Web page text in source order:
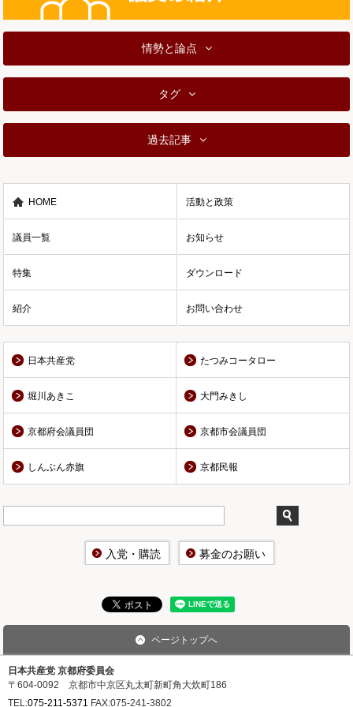
情勢と論点
タグ
過去記事
HOME 活動と政策
議員一覧 お知らせ
特集 ダウンロード
紹介 お問い合わせ
日本共産党 たつみコータロー
堀川あきこ 大門みきし
京都府会議員団 京都市会議員団
しんぶん赤旗 京都民報
入党・購読 募金のお願い
ページトップへ
日本共産党 京都府委員会
〒604-0092 京都市中京区丸太町新町角大炊町186
TEL:075-211-5371 FAX:075-241-3802